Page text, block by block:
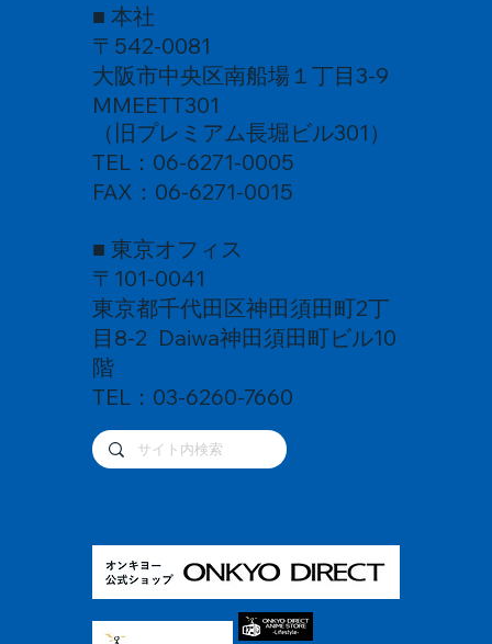
■ 本社
〒542-0081
大阪市中央区南船場１丁目3-9
MMEETT301
（旧プレミアム長堀ビル301）
TEL：06-6271-0005
FAX：06-6271-0015
■ 東京オフィス
〒101-0041
東京都千代田区神田須田町2丁
目8-2 Daiwa神田須田町ビル10
階
TEL：03-6260-7660